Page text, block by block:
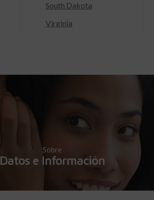
South Dakota
Virginia
Sobre
Datos e Información